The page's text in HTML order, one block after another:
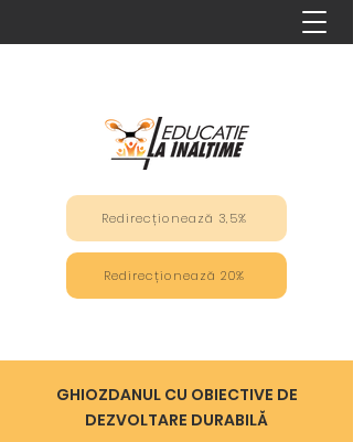
Redirecționează 3,5%
Redirecționează 20%
GHIOZDANUL CU OBIECTIVE DE
DEZVOLTARE DURABILĂ